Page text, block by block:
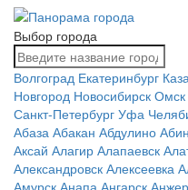
Выбор города
Волгоград Екатеринбург
Новгород Новосибирск Омск
Санкт-Петербург Уфа
Абаза Абакан Абдулино
Аксай Алагир Алапаевск
Александровск Алексеевка
Амурск Анапа Ангарск